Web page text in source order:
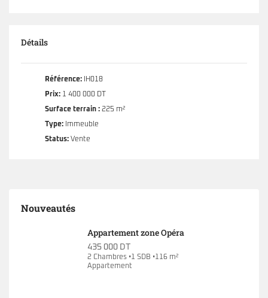
Détails
Référence: IH018
Prix: 1 400 000 DT
Surface terrain : 225 m²
Type: Immeuble
Status: Vente
Nouveautés
Appartement zone Opéra
435 000 DT
2 Chambres •1 SDB •116 m²
Appartement